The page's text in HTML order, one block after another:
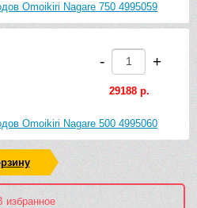
Omoikiri Nagare 750 4995059
Omoikiri Nagare 500 4995060
- +
29188 р.
избранное